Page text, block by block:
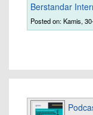
Berstandar
Posted on: Kamis,